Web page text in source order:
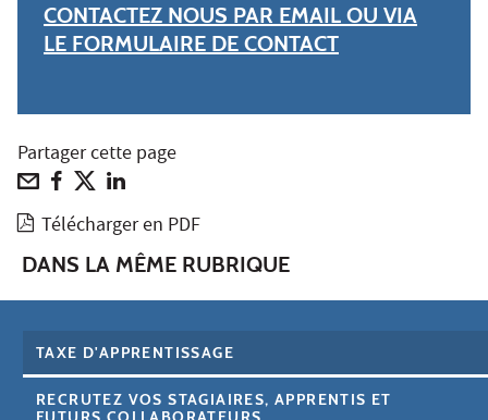
CONTACTEZ NOUS PAR EMAIL OU VIA
LE FORMULAIRE DE CONTACT
Partager cette page
Télécharger en PDF
DANS LA MÊME RUBRIQUE
TAXE D'APPRENTISSAGE
RECRUTEZ VOS STAGIAIRES, APPRENTIS ET